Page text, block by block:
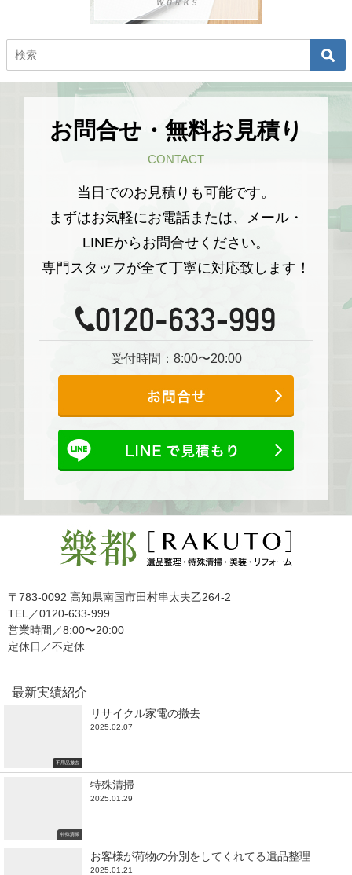
お問合せ・無料お見積り
CONTACT
当日でのお見積りも可能です。
まずはお気軽にお電話または、メール・
LINEからお問合せください。
専門スタッフが全て丁寧に対応致します！
受付時間：8:00〜20:00
〒783-0092 高知県南国市田村串太夫乙264-2
TEL／0120-633-999
営業時間／8:00〜20:00
定休日／不定休
最新実績紹介
不用品撤去
リサイクル家電の撤去
2025.02.07
特殊清掃
特殊清掃
2025.01.29
お客様が荷物の分別をしてくれてる遺品整理
2025.01.21